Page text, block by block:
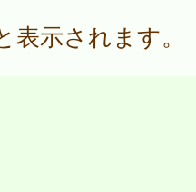
示されます。